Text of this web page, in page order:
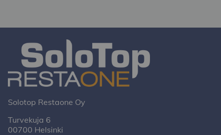
Solotop Restaone Oy
Turvekuja 6
00700 Helsinki